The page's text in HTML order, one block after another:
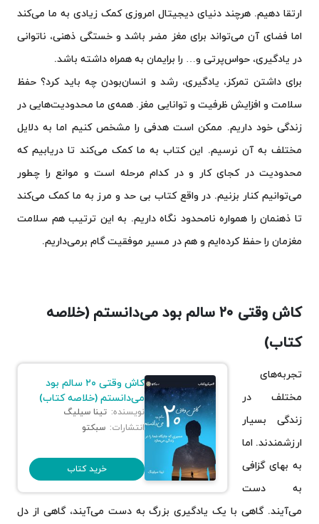
ارتقا دهیم. هرچند دنیای دیجیتال امروزی کمک زیادی به ما می‌کند
اما فضای آن می‌تواند برای مغز مضر باشد و خستگی ذهنی، ناتوانی
در یادگیری، حواس‌پرتی و… را برایمان به همراه داشته باشد.
برای داشتن تمرکز، یادگیری، رشد و انسان‌بودن چه باید کرد؟ حفظ
سلامت و افزایش ظرفیت و توانایی مغز. همه‌ی ما محدودیت‌هایی در
زندگی خود داریم. ممکن است هدفی را مشخص کنیم اما به دلایل
مختلف به آن نرسیم. این کتاب به ما کمک می‌کند تا دریابیم که
محدودیت در کجای کار و در کدام مرحله است و موانع را چطور
می‌توانیم کنار بزنیم. در واقع کتاب بی حد و مرز به ما کمک می‌کند
تا ذهنمان را همواره نامحدود نگاه داریم. به این ترتیب هم سلامت
مغزمان را حفظ کرده‌ایم و هم در مسیر موفقیت گام برمی‌داریم.
کاش وقتی ۲۰ سالم بود ‌می‌دانستم (خلاصه
کتاب)
کاش وقتی ۲۰ سالم بود
‌می‌دانستم (خلاصه کتاب)
نویسنده: تینا سیلیگ
انتشارات: سبکتو
خرید کتاب
تجربه‌های
مختلف در
زندگی بسیار
ارزشمندند. اما
به بهای گزافی
به دست
می‌آیند. گاهی با یک یادگیری بزرگ به دست می‌آیند، گاهی از دل